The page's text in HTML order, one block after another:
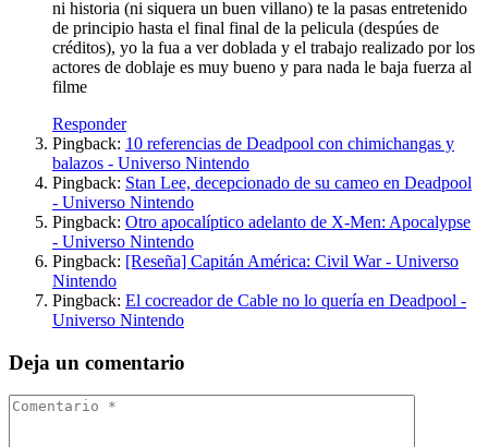
ni historia (ni siquera un buen villano) te la pasas entretenido
de principio hasta el final final de la pelicula (despúes de
créditos), yo la fua a ver doblada y el trabajo realizado por los
actores de doblaje es muy bueno y para nada le baja fuerza al
filme
Responder
Pingback: 10 referencias de Deadpool con chimichangas y
balazos - Universo Nintendo
Pingback: Stan Lee, decepcionado de su cameo en Deadpool
- Universo Nintendo
Pingback: Otro apocalíptico adelanto de X-Men: Apocalypse
- Universo Nintendo
Pingback: [Reseña] Capitán América: Civil War - Universo
Nintendo
Pingback: El cocreador de Cable no lo quería en Deadpool -
Universo Nintendo
Deja un comentario